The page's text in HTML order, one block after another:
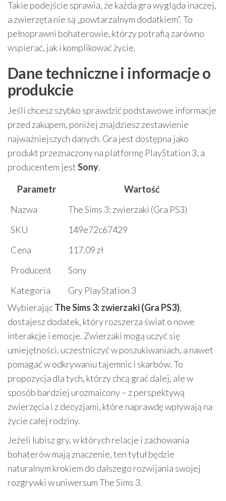
Takie podejście sprawia, że każda gra wygląda inaczej,
a zwierzęta nie są „powtarzalnym dodatkiem”. To
pełnoprawni bohaterowie, którzy potrafią zarówno
wspierać, jak i komplikować życie.
Dane techniczne i informacje o
produkcie
Jeśli chcesz szybko sprawdzić podstawowe informacje
przed zakupem, poniżej znajdziesz zestawienie
najważniejszych danych. Gra jest dostępna jako
produkt przeznaczony na platformę PlayStation 3, a
producentem jestSony.
Parametr
Wartość
Nazwa
The Sims 3: zwierzaki (Gra PS3)
SKU
149e72c67429
Cena
117.09 zł
Producent
Sony
Kategoria
Gry PlayStation 3
WybierającThe Sims 3: zwierzaki (Gra PS3),
dostajesz dodatek, który rozszerza świat o nowe
interakcje i emocje. Zwierzaki mogą uczyć się
umiejętności, uczestniczyć w poszukiwaniach, a nawet
pomagać w odkrywaniu tajemnic i skarbów. To
propozycja dla tych, którzy chcą grać dalej, ale w
sposób bardziej urozmaicony – z perspektywą
zwierzęcia i z decyzjami, które naprawdę wpływają na
życie całej rodziny.
Jeżeli lubisz gry, w których relacje i zachowania
bohaterów mają znaczenie, ten tytuł będzie
naturalnym krokiem do dalszego rozwijania swojej
rozgrywki w uniwersum The Sims 3.